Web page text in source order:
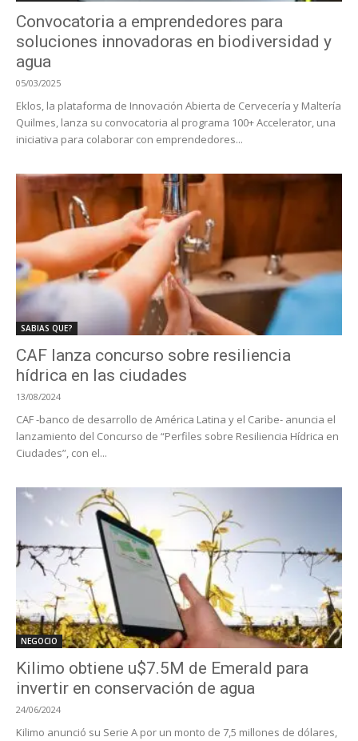
Convocatoria a emprendedores para
soluciones innovadoras en biodiversidad y
agua
05/03/2025
Eklos, la plataforma de Innovación Abierta de Cervecería y Maltería
Quilmes, lanza su convocatoria al programa 100+ Accelerator, una
iniciativa para colaborar con emprendedores...
SABIAS QUE?
CAF lanza concurso sobre resiliencia
hídrica en las ciudades
13/08/2024
CAF -banco de desarrollo de América Latina y el Caribe- anuncia el
lanzamiento del Concurso de “Perfiles sobre Resiliencia Hídrica en
Ciudades”, con el...
NEGOCIO
Kilimo obtiene u$7.5M de Emerald para
invertir en conservación de agua
24/06/2024
Kilimo anunció su Serie A por un monto de 7,5 millones de dólares,